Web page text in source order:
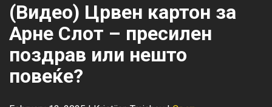
(Видео) Црвен картон за
Арне Слот – пресилен
поздрав или нешто
повеќе?